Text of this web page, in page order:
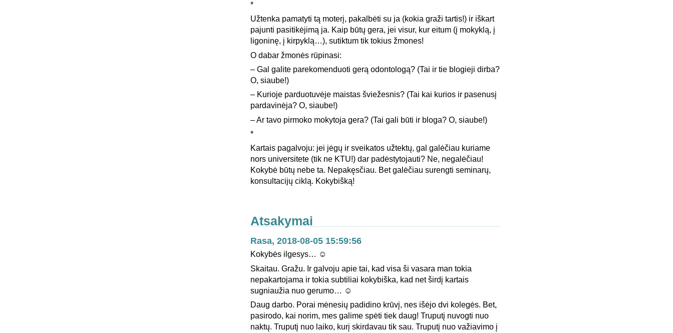
*
Užtenka pamatyti tą moterį, pakalbėti su ja (kokia graži tartis!) ir iškart
pajunti pasitikėjimą ja. Kaip būtų gera, jei visur, kur eitum (į mokyklą, į
ligoninę, į kirpyklą…), sutiktum tik tokius žmones!
O dabar žmonės rūpinasi:
– Gal galite parekomenduoti gerą odontologą? (Tai ir tie blogieji dirba?
O, siaube!)
– Kurioje parduotuvėje maistas šviežesnis? (Tai kai kurios ir pasenusį
pardavinėja? O, siaube!)
– Ar tavo pirmoko mokytoja gera? (Tai gali būti ir bloga? O, siaube!)
*
Kartais pagalvoju: jei jėgų ir sveikatos užtektų, gal galėčiau kuriame
nors universitete (tik ne KTU!) dar padėstytojauti? Ne, negalėčiau!
Kokybė būtų nebe ta. Nepakęsčiau. Bet galėčiau surengti seminarų,
konsultacijų ciklą. Kokybišką!
Atsakymai
Rasa, 2018-08-05 15:59:56
Kokybės ilgesys… ☺
Skaitau. Gražu. Ir galvoju apie tai, kad visa ši vasara man tokia
nepakartojama ir tokia subtiliai kokybiška, kad net širdį kartais
sugniaužia nuo gerumo… ☺
Daug darbo. Porai mėnesių padidino krūvį, nes išėjo dvi kolegės. Bet,
pasirodo, kai norim, mes galime spėti tiek daug! Truputį nuvogti nuo
naktų. Truputį nuo laiko, kurį skirdavau tik sau. Truputį nuo važiavimo į